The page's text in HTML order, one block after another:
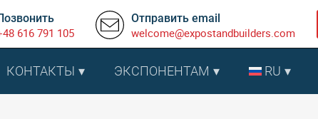
616 791 105
Отправить email
welcome@expostandbuilders.com
КОНТАКТЫ ЭКСПОНЕНТАМ RU